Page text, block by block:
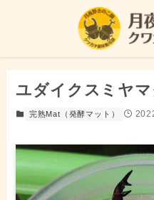
ユダイクスミヤ
完熟Mat（発酵マット）